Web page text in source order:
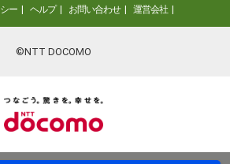
ー ヘルプ お問い合わせ 運営会社
©NTT DOCOMO